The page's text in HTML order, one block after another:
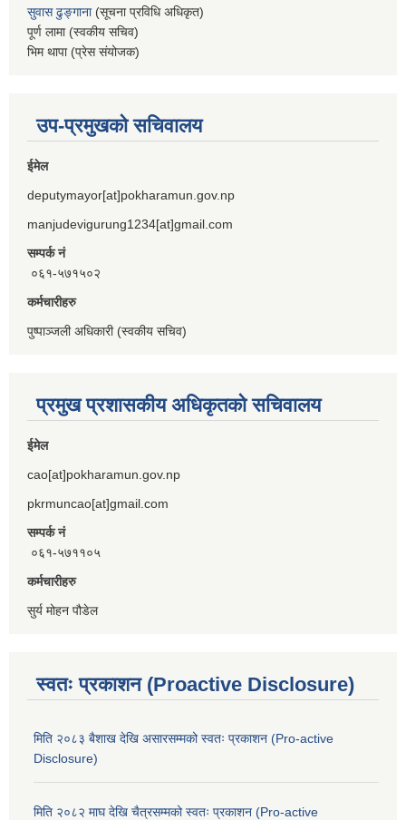
सुवास ढुङ्गाना(सूचना प्रविधि अधिकृत)
पूर्ण लामा (स्वकीय सचिव)
भिम थापा (प्रेस संयोजक)
उप-प्रमुखको सचिवालय
ईमेल
deputymayor[at]pokharamun.gov.np
manjudevigurung1234[at]gmail.com
सम्पर्क नं
०६१-५७१५०२
कर्मचारीहरु
पुष्पाञ्जली अधिकारी (स्वकीय सचिव)
प्रमुख प्रशासकीय अधिकृतको सचिवालय
ईमेल
cao[at]pokharamun.gov.np
pkrmuncao[at]gmail.com
सम्पर्क नं
०६१-५७११०५
कर्मचारीहरु
सुर्य मोहन पौडेल
स्वतः प्रकाशन (Proactive Disclosure)
मिति २०८३ बैशाख देखि असारसम्मको स्वतः प्रकाशन (Pro-active
Disclosure)
मिति २०८२ माघ देखि चैत्रसम्मको स्वतः प्रकाशन (Pro-active